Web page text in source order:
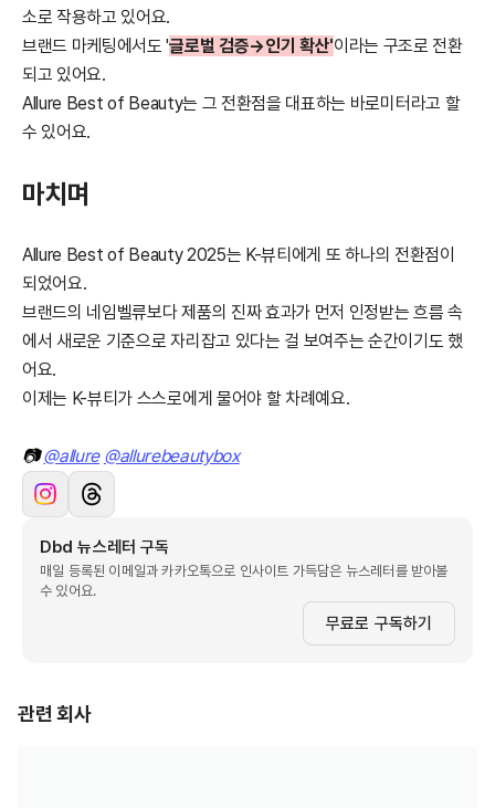
소로 작용하고 있어요.
브랜드 마케팅에서도 '글로벌 검증→인기 확산'이라는 구조로 전환
되고 있어요.
Allure Best of Beauty는 그 전환점을 대표하는 바로미터라고 할
수 있어요.
마치며
Allure Best of Beauty 2025는 K-뷰티에게 또 하나의 전환점이
되었어요.
브랜드의 네임벨류보다 제품의 진짜 효과가 먼저 인정받는 흐름 속
에서 새로운 기준으로 자리잡고 있다는 걸 보여주는 순간이기도 했
어요.
이제는 K-뷰티가 스스로에게 물어야 할 차례예요.
📷@allure @allurebeautybox
Dbd 뉴스레터 구독
매일 등록된 이메일과 카카오톡으로 인사이트 가득담은 뉴스레터를 받아볼
수 있어요.
무료로 구독하기
관련 회사